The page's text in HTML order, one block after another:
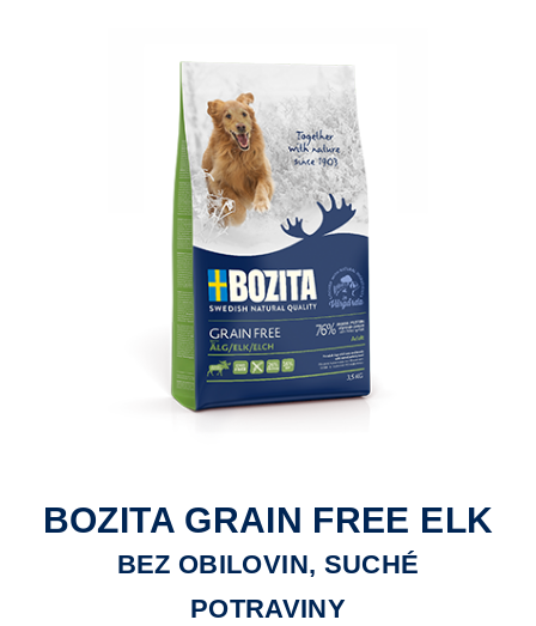
BOZITA GRAIN FREE ELK
BEZ OBILOVIN, SUCHÉ
POTRAVINY